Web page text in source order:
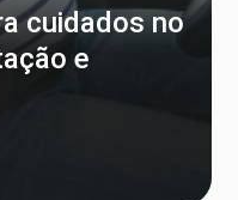
cuidados no
e